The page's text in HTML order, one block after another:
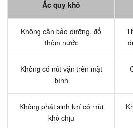
Ắc quy khô
Không cần bảo dưỡng, đổ
thêm nước
Không có nút vặn trên mặt
bình
Không phát sinh khí có mùi
khó chịu